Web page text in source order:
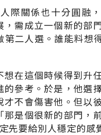
際關係也十分圓融
需成立一個新的部
第二人選。誰能料
在這個時候得到升
參考。於是，他選
不會傷害他。但以
是個很新的部門，
要給別人穩定的感